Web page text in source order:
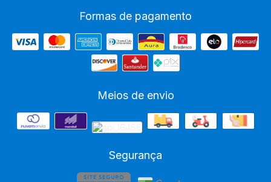
Formas de pagamento
Meios de envio
Segurança